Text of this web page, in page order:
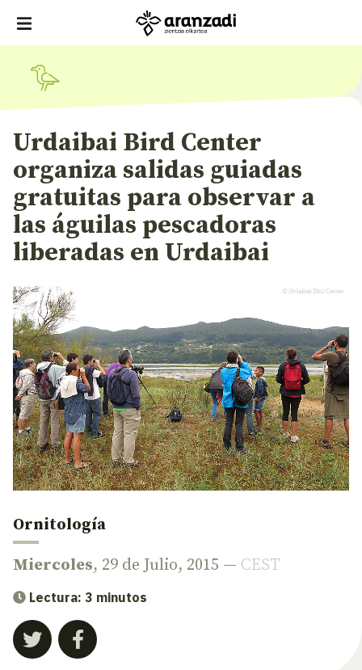
Urdaibai Bird Center
organiza salidas guiadas
gratuitas para observar a
las águilas pescadoras
liberadas en Urdaibai
Ornitología
Miercoles, 29 de Julio, 2015 — CEST
Lectura: 3 minutos